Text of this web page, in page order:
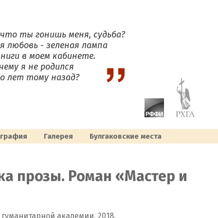
ты гонишь меня, судьба?
любовь - зеленая лампа
в моем кабинете.
я не родился
лет тому назад?
Галерея Булгаковcкие места
прозы. Роман «Мастер и
академии, 2018.